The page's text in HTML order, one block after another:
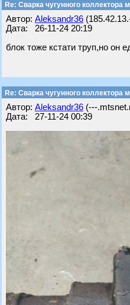
Re: Сварка чугунного коллектора
Автор: Aleksandr36
Дата: 26-11-24 20:19
блок тоже кстати труп,но он
Re: Сварка чугунного коллектора
Автор: Aleksandr36 (---
Дата: 27-11-24 00:39